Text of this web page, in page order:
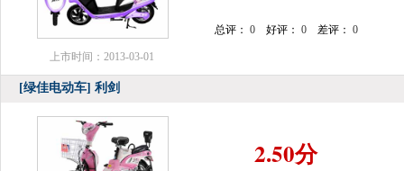
上市时间：2013-03-01
总评： 0 好评： 0 差评： 0
[绿佳电动车] 利剑
2.50分